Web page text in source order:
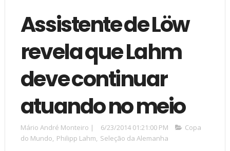
Assistente de Löw
revela que Lahm
deve continuar
atuando no meio
Mário André Monteiro | 6/23/2014 01:21:00 PM
Copa
do Mundo, Philipp Lahm, Seleção da Alemanha